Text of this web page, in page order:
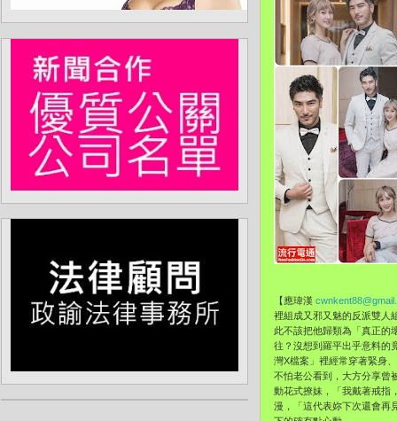
【應瑋漢
裡組成又邪又魅的反派雙人
此不該把他歸類為「真正的
往？沒想到羅平出乎意料的
灣X檔案」裡經常穿著緊身
不怕老公看到，大方分享曾
動花式撩妹，「我戴著戒指
漫，「這代表妳下次還會再